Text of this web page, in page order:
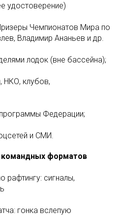
удостоверение)
Чемпионатов Мира по
Владимир Ананьев и др.
лодок (вне бассейна);
НКО, клубов,
программы Федерации;
и СМИ.
форматов
рафтингу: сигналы,
гонка вслепую